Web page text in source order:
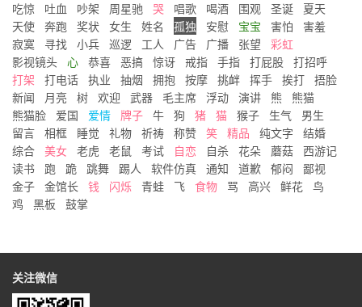
吃惊
吐血 吵架 周星驰 哭 唱歌 喝酒 围观 圣诞
夏天
天使 奔跑 奖状 女生 姓名 孤独 安慰 宝宝 害怕
害羞
寂寞
寻找 小兵 巡逻 工人 广告 广播 张望
彩虹
影视镜头 心 恭喜 恶搞 惊讶 戒指 手指 打屁股 打招呼
打架
打电话 执业 抽烟 拥抱 按摩 挑衅 挥手 挨打 捂脸
新闻
月亮 树 欢迎 武器 毛主席 浮动 演讲 熊
熊猫
熊猫脸
爱国 爱情 牌子 牛 狗 猪 猫 猴子 生气
男生
留言 相框 睡觉 礼物 祈祷 称赞 笑 精品 纯文字
结婚
综合 美女 老虎 老鼠 考试 自恋 自杀 花朵 蘑菇 西游记
读书
跑 跪 跳舞 踢人 软件仿真 通知 道歉 郁闷
鄙视
金子 金馆长 钱 闪烁 青蛙 飞 食物 骂 高兴 鲜花 鸟
鸡
黑板 鼓掌
关注微信